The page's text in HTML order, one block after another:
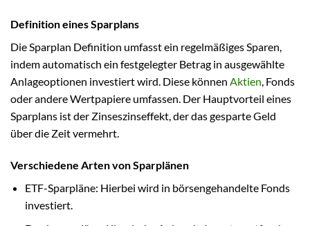
Definition eines Sparplans
Die Sparplan Definition umfasst ein regelmäßiges Sparen,
indem automatisch ein festgelegter Betrag in ausgewählte
Anlageoptionen investiert wird. Diese können Aktien, Fonds
oder andere Wertpapiere umfassen. Der Hauptvorteil eines
Sparplans ist der Zinseszinseffekt, der das gesparte Geld
über die Zeit vermehrt.
Verschiedene Arten von Sparplänen
ETF-Sparpläne: Hierbei wird in börsengehandelte Fonds
investiert.